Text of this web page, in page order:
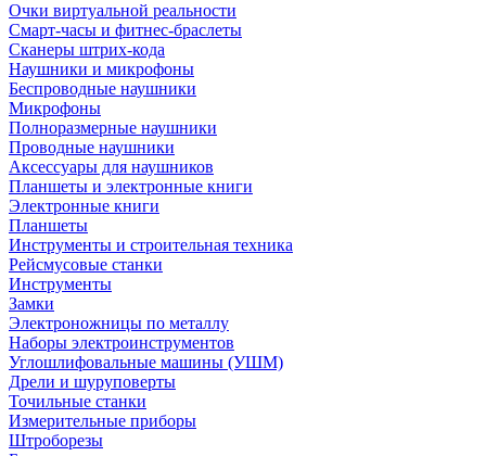
Очки виртуальной реальности
Смарт-часы и фитнес-браслеты
Сканеры штрих-кода
Наушники и микрофоны
Беспроводные наушники
Микрофоны
Полноразмерные наушники
Проводные наушники
Аксессуары для наушников
Планшеты и электронные книги
Электронные книги
Планшеты
Инструменты и строительная техника
Рейсмусовые станки
Инструменты
Замки
Электроножницы по металлу
Наборы электроинструментов
Углошлифовальные машины (УШМ)
Дрели и шуруповерты
Точильные станки
Измерительные приборы
Штроборезы